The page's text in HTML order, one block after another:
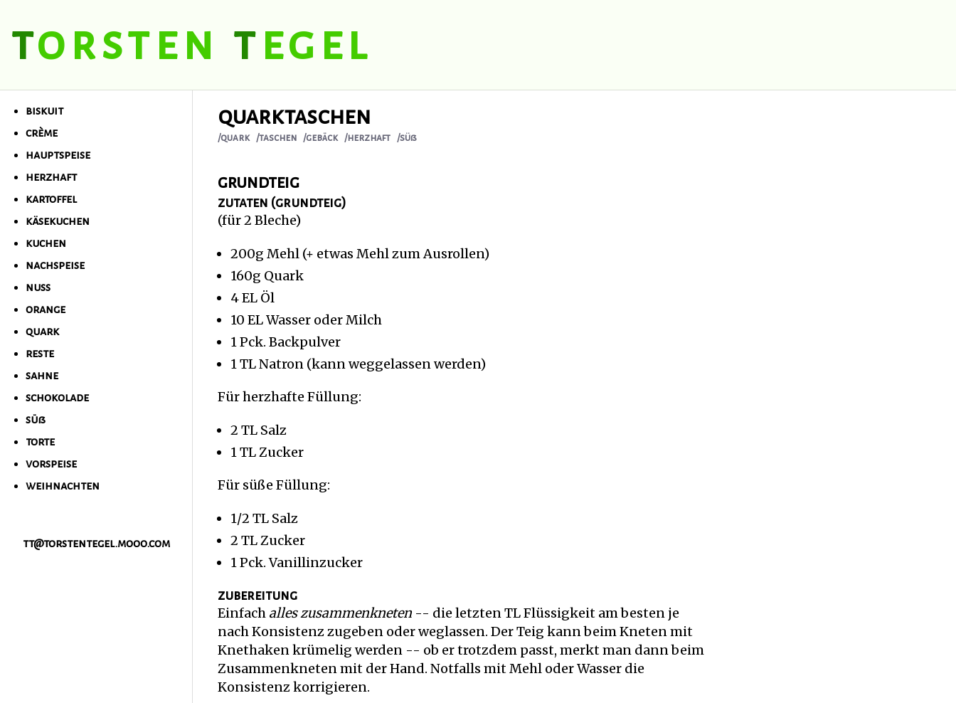
torsten tegel
torsten
t egel
biskuit
crème
hauptspeise
herzhaft
kartoffel
käsekuchen
kuchen
nachspeise
nuss
orange
quark
reste
sahne
schokolade
süß
torte
vorspeise
weihnachten
tt@torstentegel.mooo.com
quarktaschen
/quark /taschen /gebäck /herzhaft /süß
grundteig
zutaten (grundteig)
(für 2 Bleche)
200g Mehl (+ etwas Mehl zum Ausrollen)
160g Quark
4 EL Öl
10 EL Wasser oder Milch
1 Pck. Backpulver
1 TL Natron (kann weggelassen werden)
Für herzhafte Füllung:
2 TL Salz
1 TL Zucker
Für süße Füllung:
1/2 TL Salz
2 TL Zucker
1 Pck. Vanillinzucker
zubereitung
Einfach alles zusammenkneten -- die letzten TL Flüssigkeit am besten je
nach Konsistenz zugeben oder weglassen. Der Teig kann beim Kneten mit
Knethaken krümelig werden -- ob er trotzdem passt, merkt man dann beim
Zusammenkneten mit der Hand. Notfalls mit Mehl oder Wasser die
Konsistenz korrigieren.